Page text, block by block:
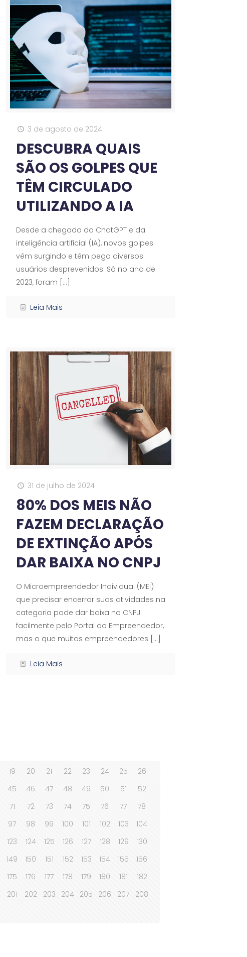
3 de agosto de 2024
DESCUBRA QUAIS
SÃO OS GOLPES QUE
TÊM CIRCULADO
UTILIZANDO A IA
Desde a chegada do ChatGPT e da
inteligência artificial (IA), novos golpes
vêm surgindo e têm pego diversos
usuários desprevenidos. Só no ano de
2023, foram […]
Leia Mais
31 de julho de 2024
80% DOS MEIS NÃO
FAZEM DECLARAÇÃO
DE EXTINÇÃO APÓS
DAR BAIXA NO CNPJ
O Microempreendedor Individual (MEI)
que precisar encerrar suas atividades na
categoria pode dar baixa no CNPJ
facilmente pelo Portal do Empreendedor,
mas o que muitos empreendedores […]
Leia Mais
19 20 21 22 23 24 25
26
45 46 47 48 49 50 51
52
71 72 73 74 75 76 77
78
97 98 99 100 101 102 103
104
123 124 125 126 127 128 129
130
149 150 151 152 153 154 155
156
175 176 177 178 179 180 181
182
201 202 203 204 205 206 207
208